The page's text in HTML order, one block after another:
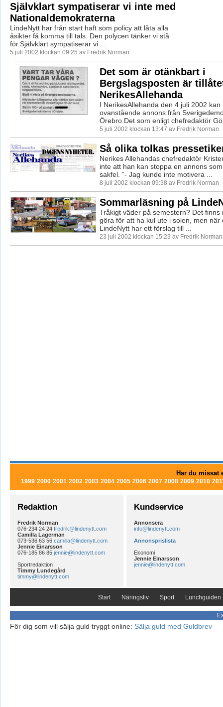
Självklart sympatiserar vi inte med
Nationaldemokraterna
LindeNytt har från start haft som policy att låta alla
åsikter få komma till tals. Den polycen tänker vi stå
för.Självklart sympatiserar vi ...
5 juli 2002 klockan 09:25 av Fredrik Norman
Det som är otänkbart i
Bergslagsposten är
NerikesAllehanda
I NerikesAllehanda den 4 juli 2002 kan
ovanstående annons från
Örebro.Det som enligt chefredaktör
5 juli 2002 klockan 13:47 av Fredrik Norman
Så olika tolkas
Nerikes Allehandas chefredaktör
inte att han kan stoppa en annons
sakfel. ”- Jag kunde inte motivera ...
8 juli 2002 klockan 09:38 av Fredrik Norman
Sommarläsning på
Tråkigt väder på semestern? Det finns
göra för att ha kul ute i solen, men när
LindeNytt har ett förslag till ...
23 juli 2002 klockan 15:23 av Fredrik Norman
Har du missat
1999 2000 2001 2002 2003 2004 2005 2006 2007 2008 2009 2010
Redaktion
Fredrik Norman
076-234 24 24 fredrik@lindenytt.com
Camilla Lagerman
073-536 63 56 camilla@lindenytt.com
Jennie Einarsson
076-185 86 85 jennie@lindenytt.com
Sportredaktion
Timmy Lundegård
timmy@lindenytt.com
Kundservice
Annonsera
info@lindenytt.com
Annonsprislista
Ekonomi
Jennie Einarsson
jennie@lindenytt.com
Start Näringsliv Sport Lunchguiden
För dig som vill sälja guld tryggt online: Sälja guld med Guldbrev